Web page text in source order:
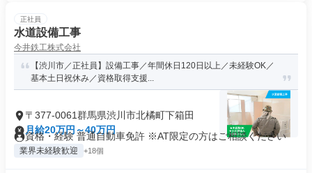
正社員
水道設備工事
今井鉄工株式会社
【渋川市／正社員】設備工事／年間休日120日以上／未経験OK／
基本土日祝休み／資格取得支援...
〒377-0061群馬県渋川市北橘町下箱田
月給20万円～40万円
資格・経験 普通自動車免許 ※AT限定の方はご相談ください
業界未経験歓迎 +18個